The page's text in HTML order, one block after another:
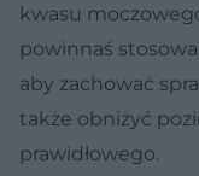
kwasu
powinnaś
aby zachować
także obniżyć
prawidłowego.